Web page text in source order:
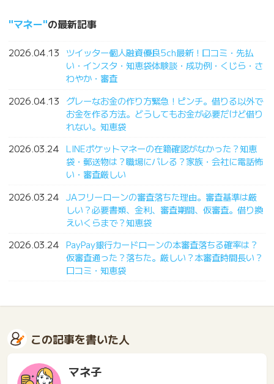
マネー の最新記事
2026.04.13
ツイッター個人融資優良5ch最新！口コミ・先払
い・インスタ・知恵袋体験談・成功例・くじら・さ
わやか・審査
2026.04.13
グレーなお金の作り方緊急！ピンチ。借りる以外で
お金を作る方法。どうしてもお金が必要だけど借り
れない。知恵袋
2026.03.24 LINEポケットマネーの在籍確認がなかった？知恵
袋・郵送物は？職場にバレる？家族・会社に電話怖
い・審査厳しい
2026.03.24 JAフリーローンの審査落ちた理由。審査基準は厳
しい？必要書類、金利、審査期間、仮審査。借り換
えいくらまで？知恵袋
2026.03.24 PayPay銀行カードローンの本審査落ちる確率は？
仮審査通った？落ちた。厳しい？本審査時間長い？
口コミ・知恵袋
この記事を書いた人
マネ子